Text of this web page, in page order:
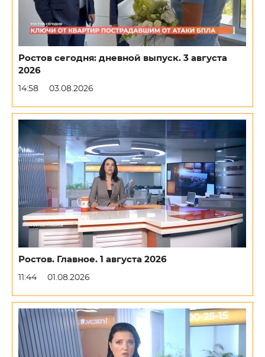
Ростов сегодня: дневной выпуск. 3 августа
2026
14:58 03.08.2026
Ростов. Главное. 1 августа 2026
11:44 01.08.2026